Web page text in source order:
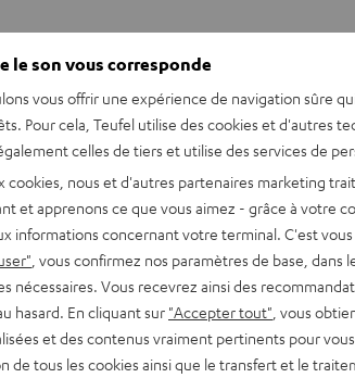
une
audio d’ensemble d’un système
qualité audio.
trouve de réponse qu’après de longs
peuvent alors se montrer entravants, le
RCA à la sortie Sub de votre récepteur
le son vous corresponde
vous offrir une expérience de navigation sûre
Pour cela, Teufel utilise des cookies et d'autres
celles de tiers et utilise des services de
cookies, nous et d'autres partenaires marketing
et apprenons ce que vous aimez - grâce à votre
informations concernant votre terminal. C'est
, vous confirmez nos paramètres de base, dans
nécessaires. Vous recevrez ainsi des
hasard. En cliquant sur "Accepter tout" , vous
et des contenus vraiment pertinents pour
de tous les cookies ainsi que le transfert et le